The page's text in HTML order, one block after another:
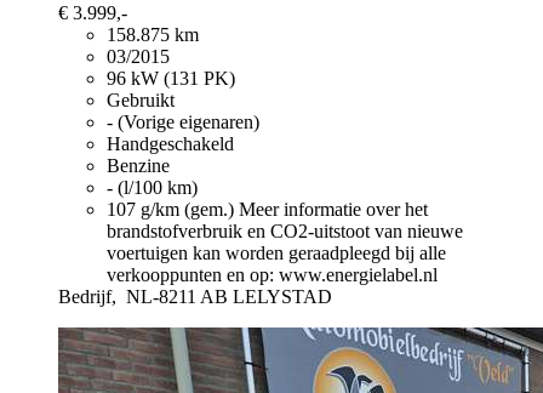
€ 3.999,-
158.875 km
03/2015
96 kW (131 PK)
Gebruikt
- (Vorige eigenaren)
Handgeschakeld
Benzine
- (l/100 km)
107 g/km (gem.) Meer informatie over het
brandstofverbruik en CO2-uitstoot van nieuwe
voertuigen kan worden geraadpleegd bij alle
verkooppunten en op: www.energielabel.nl
Bedrijf, NL-8211 AB LELYSTAD